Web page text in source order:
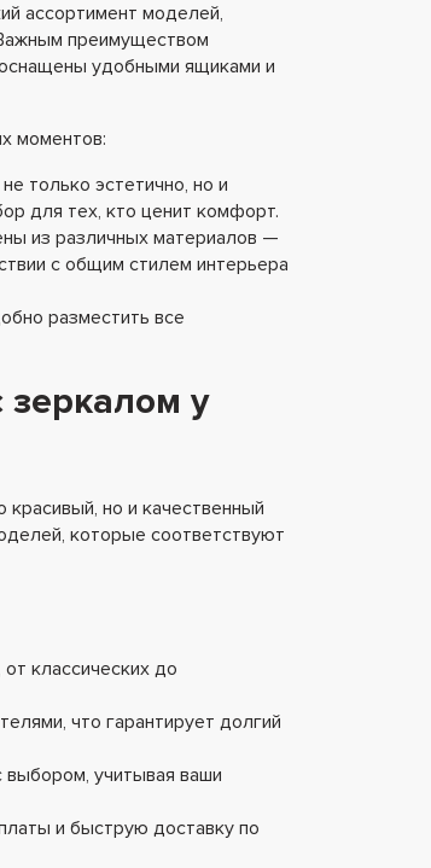
ассортимент моделей,
преимуществом
удобными ящиками и
моментов:
только эстетично, но и
для тех, кто ценит комфорт.
из различных материалов —
с общим стилем интерьера
разместить все
зеркалом у
но и качественный
которые соответствуют
классических до
что гарантирует долгий
учитывая ваши
и быструю доставку по